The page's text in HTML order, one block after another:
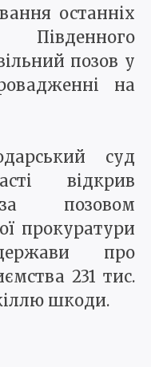
останніх
Південного
позов у
на
суд
відкрив
позовом
прокуратури
про
231 тис.
шкоди.